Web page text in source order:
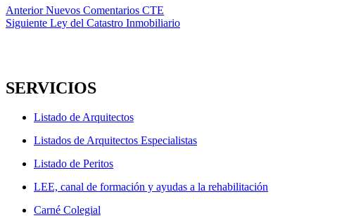
Navegación
de
Anterior Entrada
anterior:
Nuevos Comentarios CTE
Siguiente Entrada
Ley del Catastro Inmobiliario
SERVICIOS
Listado de Arquitectos
Listados de Arquitectos Especialistas
Listado de Peritos
LEE, canal de formación y ayudas a la rehabilitación
Carné Colegial